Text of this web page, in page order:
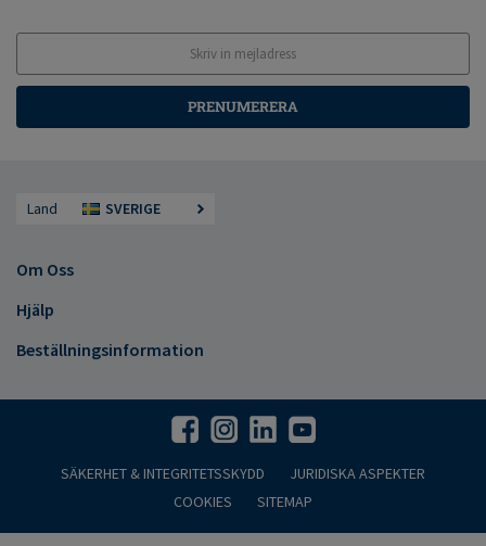
PRENUMERERA
Land SVERIGE
Om Oss
Hjälp
Beställningsinformation
SÄKERHET & INTEGRITETSSKYDD
JURIDISKA ASPEKTER
COOKIES
SITEMAP